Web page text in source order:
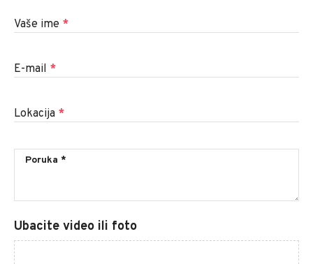
Vaše ime *
E-mail *
Lokacija *
Ubacite video ili foto